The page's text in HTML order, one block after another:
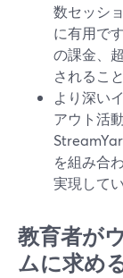
数セッシ
に有用で
の課金、
されるこ
より深い
アウト活
を組み合
実現してい
教育者が
ムに求め